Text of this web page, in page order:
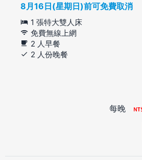
8月16日(星期日)前可免費取消
1 張特大雙人床
免費無線上網
2 人早餐
2 人份晚餐
每晚